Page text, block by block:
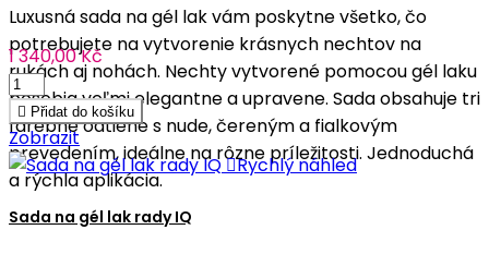
Luxusná sada na gél lak vám poskytne všetko, čo
potrebujete na vytvorenie krásnych nechtov na
rukách aj nohách. Nechty vytvorené pomocou gél laku
pôsobia veľmi elegantne a upravene. Sada obsahuje tri
farebné odtiene s nude, čereným a fialkovým
prevedením, ideálne na rôzne príležitosti. Jednoduchá
a rýchla aplikácia.
1 340,00 Kč
 Přidat do košíku
Zobrazit
Rychlý náhled
Sada na gél lak rady IQ